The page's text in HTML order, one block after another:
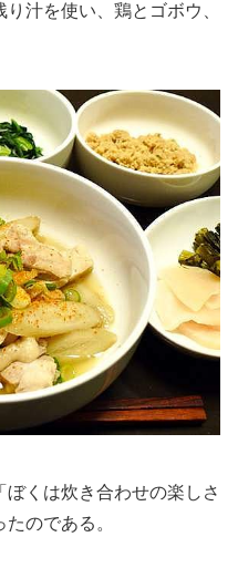
汁を使い、鶏とゴボウ、
くは炊き合わせの楽しさ
のである。